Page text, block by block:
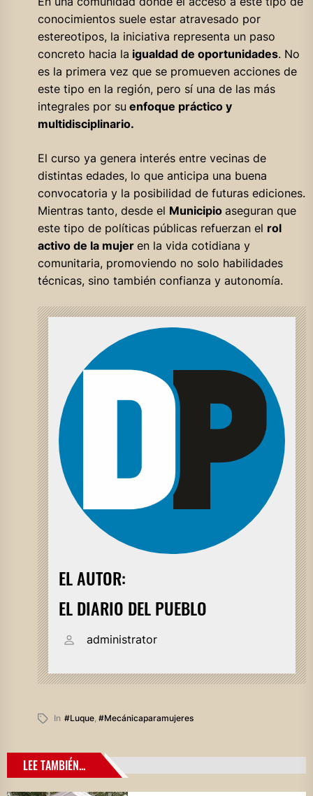
conocimientos suele estar atravesado por
estereotipos, la iniciativa representa un paso
concreto hacia la igualdad de oportunidades. No
es la primera vez que se promueven acciones de
este tipo en la región, pero sí una de las más
integrales por su enfoque práctico y
multidisciplinario.
El curso ya genera interés entre vecinas de
distintas edades, lo que anticipa una buena
convocatoria y la posibilidad de futuras ediciones.
Mientras tanto, desde el Municipio aseguran que
este tipo de políticas públicas refuerzan el rol
activo de la mujer en la vida cotidiana y
comunitaria, promoviendo no solo habilidades
técnicas, sino también confianza y autonomía.
EL AUTOR:
EL DIARIO DEL PUEBLO
administrator
In #luque, #mecánicaparamujeres
LEE TAMBIÉN...